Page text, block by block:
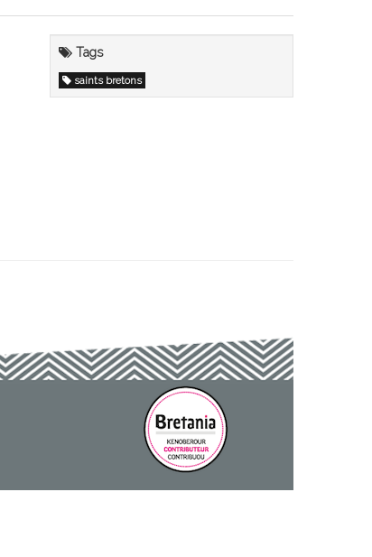
Tags
saints bretons